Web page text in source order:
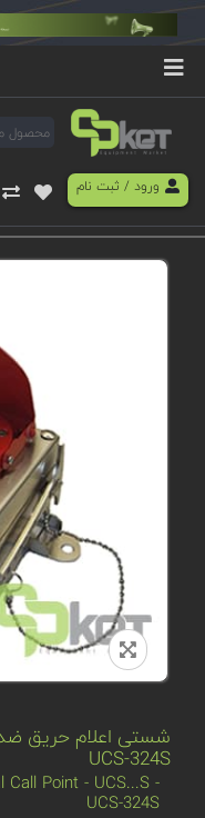
ورود/ ثبت نام
UCS-324S
Point - UCS...S -
UCS-324S